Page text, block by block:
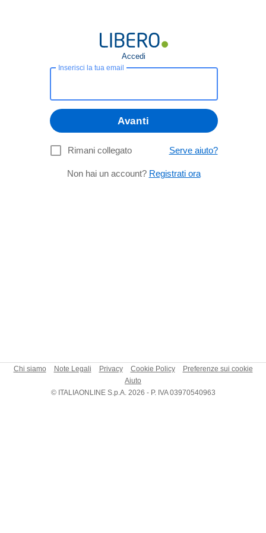
Accedi
Inserisci la tua email
Avanti
Rimani collegato Serve aiuto?
Non hai un account? Registrati ora
Chi siamo Note Legali Privacy Cookie Policy
Preferenze sui cookie
Aiuto
© ITALIAONLINE S.p.A. 2026 - P. IVA 03970540963